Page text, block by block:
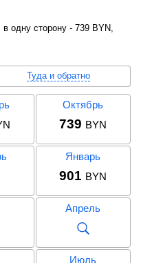
одну сторону - 739 BYN
Туда и обратно
Октябрь
739 BYN
Январь
901 BYN
Апрель
Июль